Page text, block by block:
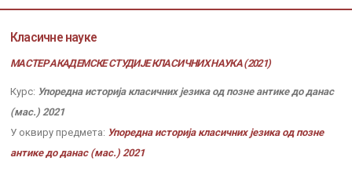
Класичне науке
МАСТЕР АКАДЕМСКЕ СТУДИЈЕ КЛАСИЧНИХ НАУКА (2021)
Курс: Упоредна историја класичних језика од позне антике до данас
(мас.) 2021
У оквиру предмета: Упоредна историја класичних језика од позне
антике до данас (мас.) 2021